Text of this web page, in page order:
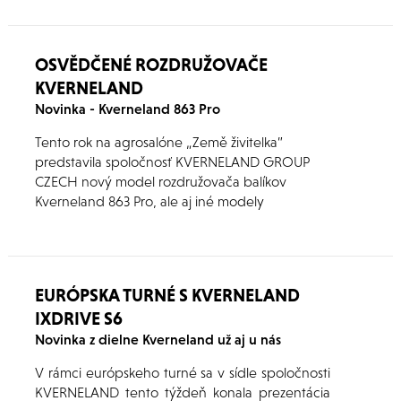
OSVĚDČENÉ ROZDRUŽOVAČE
KVERNELAND
Novinka - Kverneland 863 Pro
Tento rok na agrosalóne „Země živitelka”
predstavila spoločnosť KVERNELAND GROUP
CZECH nový model rozdružovača balíkov
Kverneland 863 Pro, ale aj iné modely
EURÓPSKA TURNÉ S KVERNELAND
IXDRIVE S6
Novinka z dielne Kverneland už aj u nás
V rámci európskeho turné sa v sídle spoločnosti
KVERNELAND tento týždeň konala prezentácia